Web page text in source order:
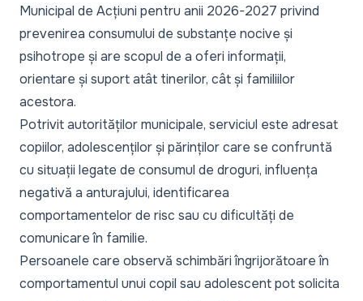
Municipal de Acțiuni pentru anii 2026-2027 privind
prevenirea consumului de substanțe nocive și
psihotrope și are scopul de a oferi informații,
orientare și suport atât tinerilor, cât și familiilor
acestora.
Potrivit autorităților municipale, serviciul este adresat
copiilor, adolescenților și părinților care se confruntă
cu situații legate de consumul de droguri, influența
negativă a anturajului, identificarea
comportamentelor de risc sau cu dificultăți de
comunicare în familie.
Persoanele care observă schimbări îngrijorătoare în
comportamentul unui copil sau adolescent pot solicita